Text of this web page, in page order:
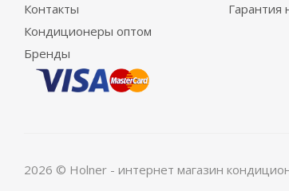
Контакты
Кондиционеры оптом
Бренды
Гарантия
2026 © Holner - интернет магазин